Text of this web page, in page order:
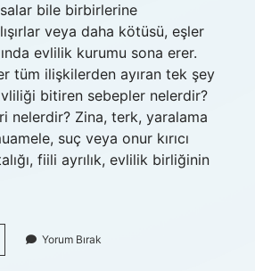
bile birbirlerine
veya daha kötüsü, eşler
evlilik kurumu sona erer.
tüm ilişkilerden ayıran tek şey
bitiren sebepler nelerdir?
nelerdir? Zina, terk, yaralama
suç veya onur kırıcı
fiili ayrılık, evlilik birliğinin
Yorum Bırak